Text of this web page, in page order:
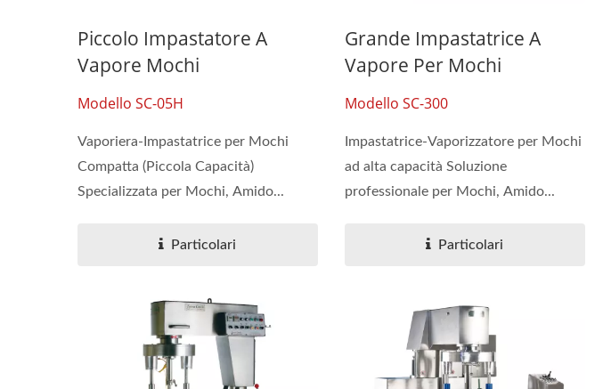
Piccolo Impastatore A
Vapore Mochi
Modello SC-05H
Vaporiera-Impastatrice per Mochi
Compatta (Piccola Capacità)
Specializzata per Mochi, Amido...
Particolari
Grande Impastatrice A
Vapore Per Mochi
Modello SC-300
Impastatrice-Vaporizzatore per Mochi
ad alta capacità Soluzione
professionale per Mochi, Amido...
Particolari